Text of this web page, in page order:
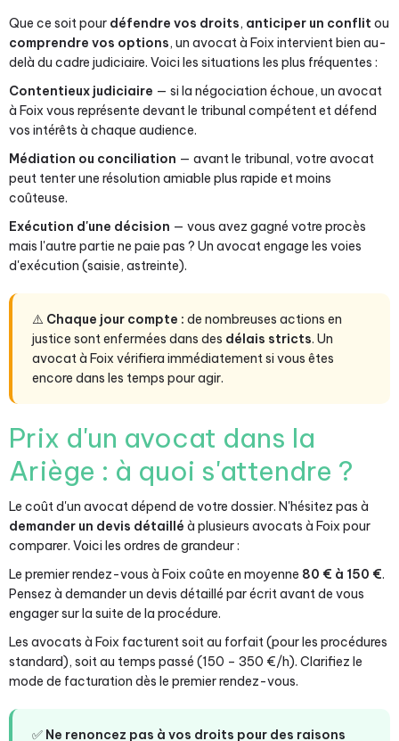
Que ce soit pour défendre vos droits, anticiper un conflit ou
comprendre vos options, un avocat à Foix intervient bien au-
delà du cadre judiciaire. Voici les situations les plus fréquentes :
Contentieux judiciaire — si la négociation échoue, un avocat
à Foix vous représente devant le tribunal compétent et défend
vos intérêts à chaque audience.
Médiation ou conciliation — avant le tribunal, votre avocat
peut tenter une résolution amiable plus rapide et moins
coûteuse.
Exécution d'une décision — vous avez gagné votre procès
mais l'autre partie ne paie pas ? Un avocat engage les voies
d'exécution (saisie, astreinte).
⚠️ Chaque jour compte : de nombreuses actions en
justice sont enfermées dans des délais stricts. Un
avocat à Foix vérifiera immédiatement si vous êtes
encore dans les temps pour agir.
Prix d'un avocat dans la
Ariège : à quoi s'attendre ?
Le coût d'un avocat dépend de votre dossier. N'hésitez pas à
demander un devis détaillé à plusieurs avocats à Foix pour
comparer. Voici les ordres de grandeur :
Le premier rendez-vous à Foix coûte en moyenne 80 € à 150 €.
Pensez à demander un devis détaillé par écrit avant de vous
engager sur la suite de la procédure.
Les avocats à Foix facturent soit au forfait (pour les procédures
standard), soit au temps passé (150 – 350 €/h). Clarifiez le
mode de facturation dès le premier rendez-vous.
✅ Ne renoncez pas à vos droits pour des raisons